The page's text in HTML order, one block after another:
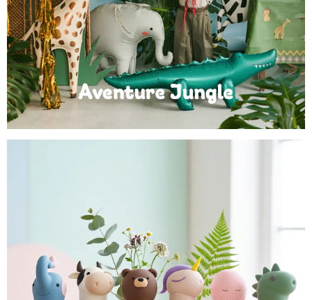
Anniversaire Jungle et Savane